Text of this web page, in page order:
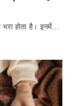
होता है। इनमें…